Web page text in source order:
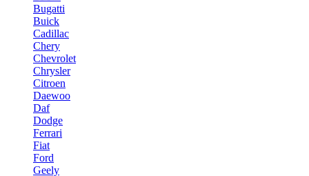
Bugatti
Buick
Cadillac
Chery
Chevrolet
Chrysler
Citroen
Daewoo
Daf
Dodge
Ferrari
Fiat
Ford
Geely